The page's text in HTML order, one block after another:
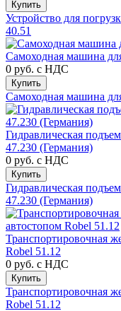
Купить
Устройство для
40.51
Самоходная машина
0 руб. с НДС
Купить
Самоходная машина
Гидравлическая
47.230 (Германия)
0 руб. с НДС
Купить
Гидравлическая
47.230 (Германия)
Транспортировочная
Robel 51.12
0 руб. с НДС
Купить
Транспортировочная
Robel 51.12